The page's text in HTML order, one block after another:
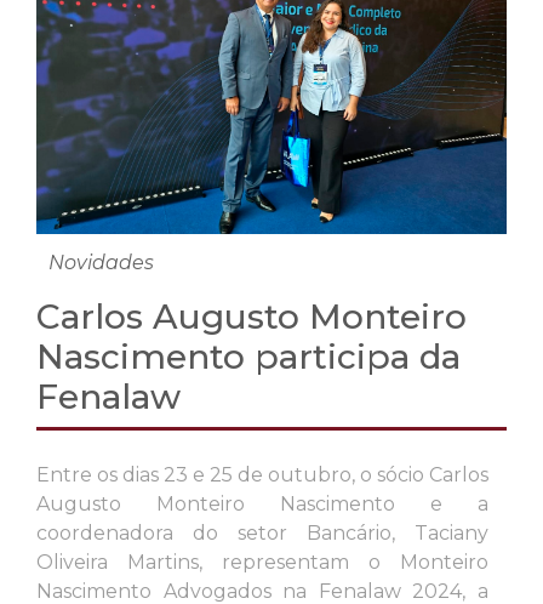
Novidades
Carlos Augusto Monteiro
Nascimento participa da
Fenalaw
Entre os dias 23 e 25 de outubro, o sócio Carlos
Augusto Monteiro Nascimento e a
coordenadora do setor Bancário, Taciany
Oliveira Martins, representam o Monteiro
Nascimento Advogados na Fenalaw 2024, a